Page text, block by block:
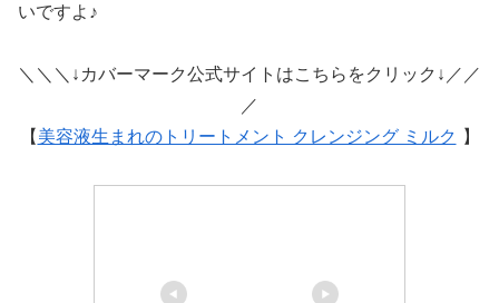
いですよ♪
＼＼＼↓カバーマーク公式サイトはこちらをクリック↓／／
／
【 美容液生まれのトリートメント クレンジング ミルク 】